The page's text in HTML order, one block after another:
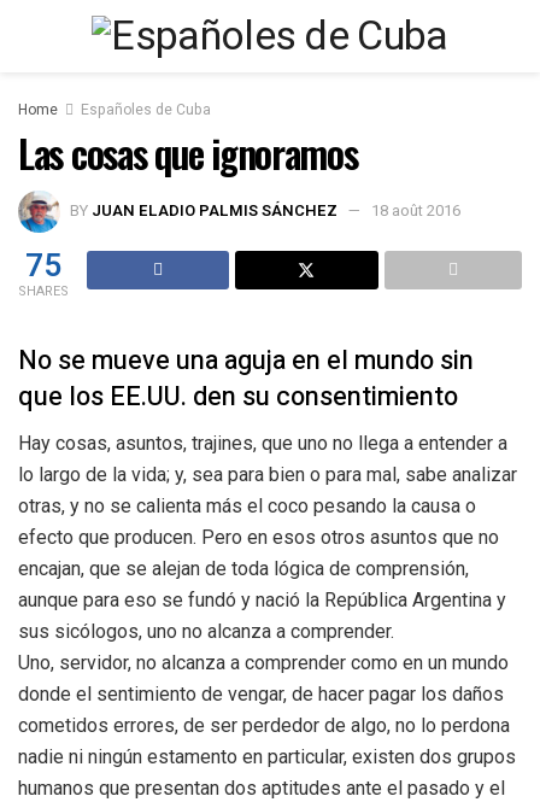
Home Españoles de Cuba
Las cosas que ignoramos
BY JUAN ELADIO PALMIS SÁNCHEZ 18 août 2016
75
SHARES
No se mueve una aguja en el mundo sin
que los EE.UU. den su consentimiento
Hay cosas, asuntos, trajines, que uno no llega a entender a
lo largo de la vida; y, sea para bien o para mal, sabe analizar
otras, y no se calienta más el coco pesando la causa o
efecto que producen. Pero en esos otros asuntos que no
encajan, que se alejan de toda lógica de comprensión,
aunque para eso se fundó y nació la República Argentina y
sus sicólogos, uno no alcanza a comprender.
Uno, servidor, no alcanza a comprender como en un mundo
donde el sentimiento de vengar, de hacer pagar los daños
cometidos errores, de ser perdedor de algo, no lo perdona
nadie ni ningún estamento en particular, existen dos grupos
humanos que presentan dos aptitudes ante el pasado y el